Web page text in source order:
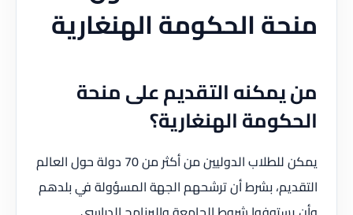
منحة الحكومة الهنغارية
من يمكنه التقديم على منحة
الحكومة الهنغارية؟
يمكن للطلاب الدوليين من أكثر من 70 دولة حول العالم
التقديم، بشرط أن ترشحهم الجهة المسؤولة في بلدهم